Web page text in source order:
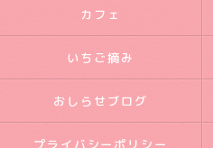
カフェ
いちご摘み
おしらせブログ
プライバシーポリシー